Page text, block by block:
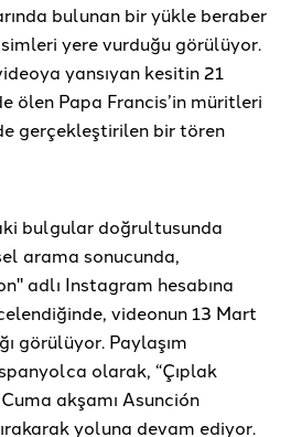
bulunan bir yükle beraber
yere vurduğu görülüyor.
yansıyan kesitin 21
ölen Papa Francis’in müritleri
gerçekleştirilen bir tören
bulgular doğrultusunda
arama sonucunda,
adlı Instagram hesabına
videonun 13 Mart
görülüyor. Paylaşım
olarak, “Çıplak
akşamı Asunción
yoluna devam ediyor.